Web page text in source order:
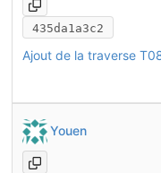
435da1a3c2
Ajout de la traverse
Youen